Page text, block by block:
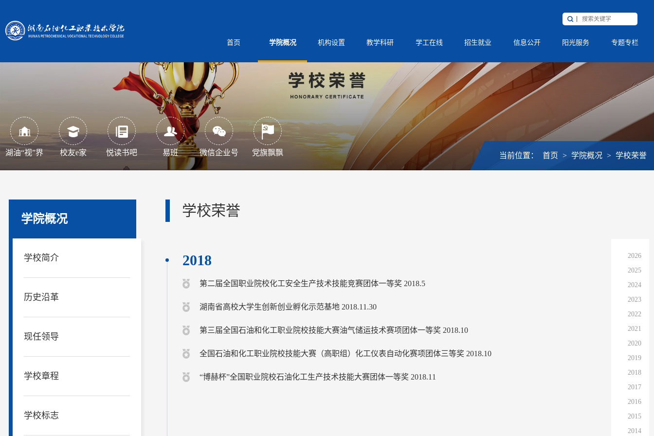
首页 学院概况 机构设置 教学科研 学工在线 招生就业 信息公开 阳光服务 专题专栏
湖油“视”界 校友e家 悦读书吧 易班 微信企业号 党旗飘飘 当前位置： 首页 > 学院概况 > 学校荣誉
学院概况
学校简介
历史沿革
现任领导
学校章程
学校标志
学校荣誉
2018
第二届全国职业院校化工安全生产技术技能竞赛团体一等奖 2018.5
湖南省高校大学生创新创业孵化示范基地 2018.11.30
第三届全国石油和化工职业院校技能大赛油气储运技术赛项团体一等奖 2018.10
全国石油和化工职业院校技能大赛（高职组）化工仪表自动化赛项团体三等奖 2018.10
“博赫杯”全国职业院校石油化工生产技术技能大赛团体一等奖 2018.11
2026
2025
2024
2023
2022
2021
2020
2019
2018
2017
2016
2015
2014